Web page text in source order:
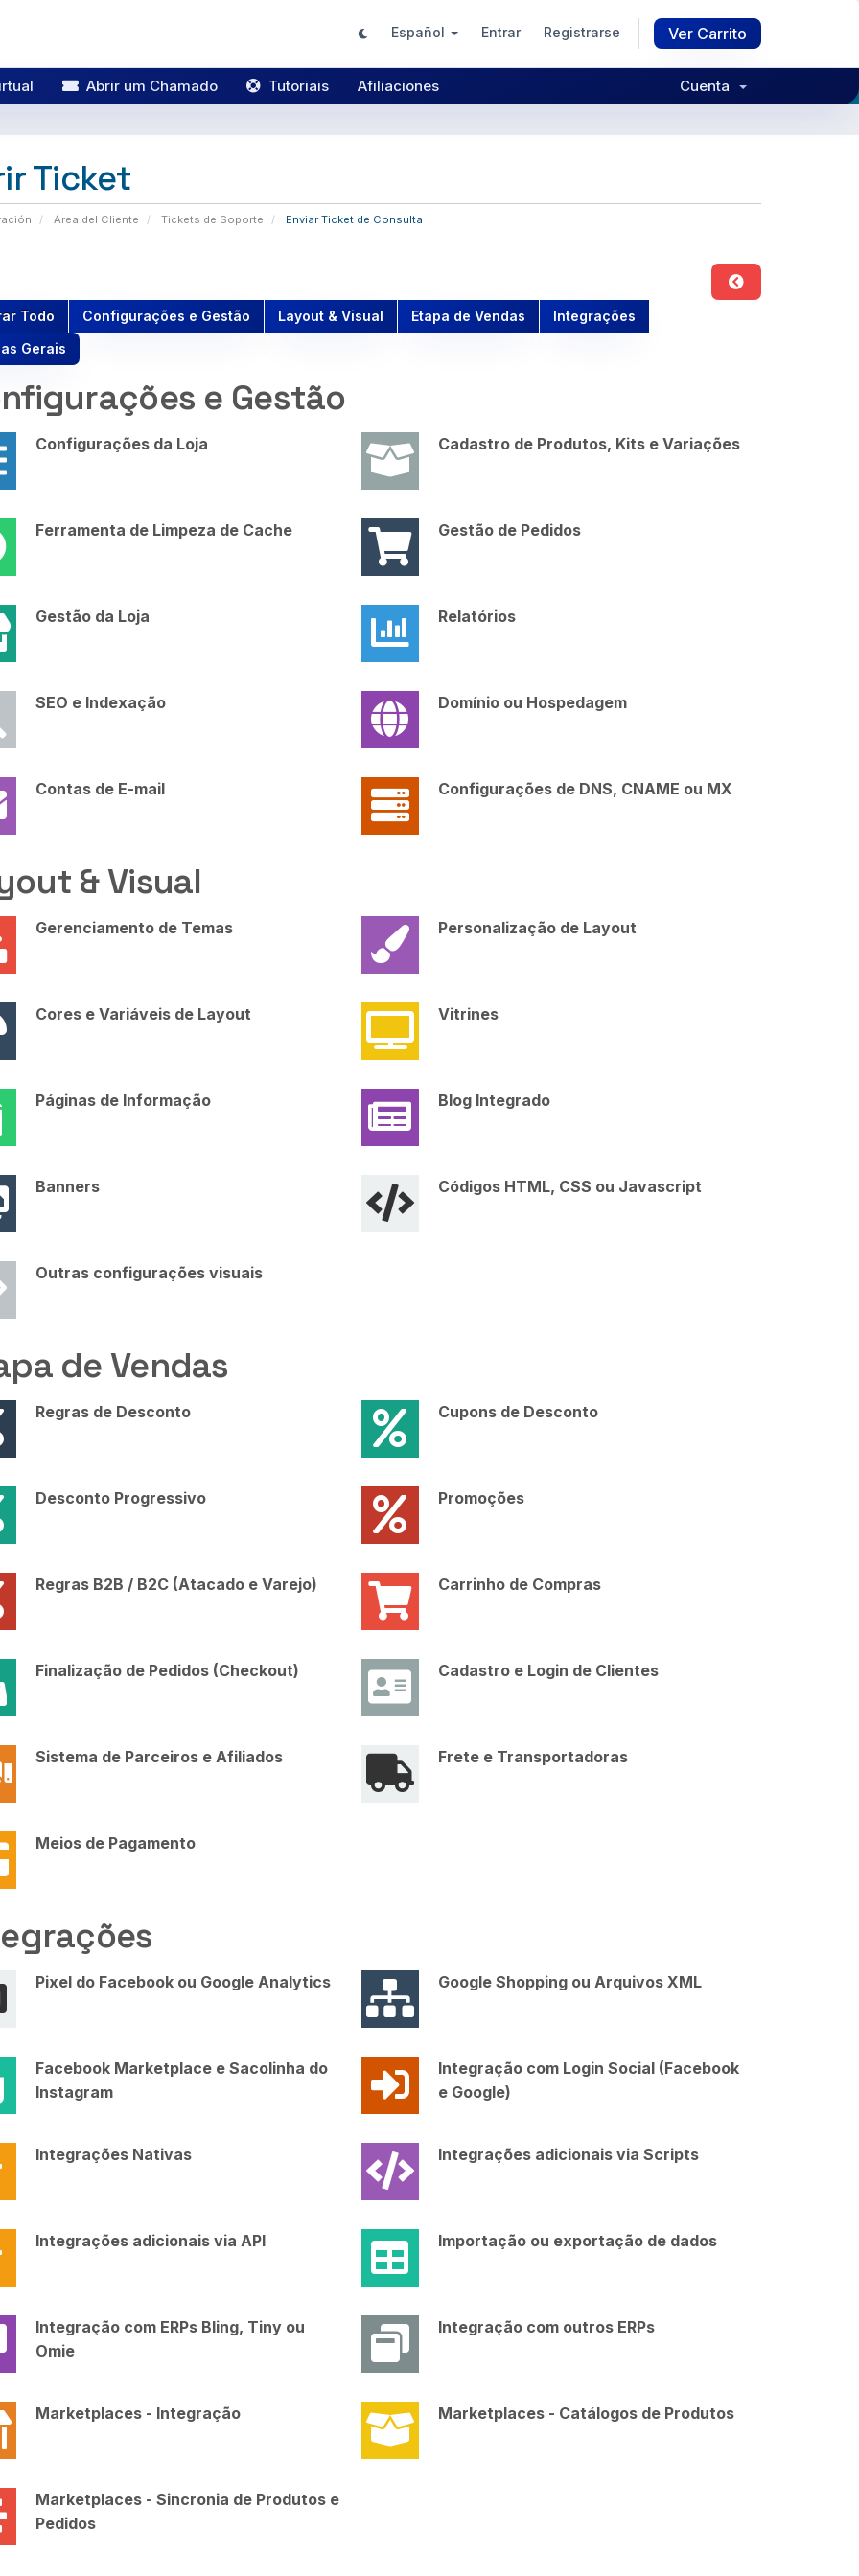
Español Entrar Registrarse Ver Carrito
Abrir um Chamado Tutoriais Afiliaciones Cuenta
Ticket
Área del Cliente Tickets de Soporte Enviar Ticket de Consulta
Todo Configurações e Gestão Layout & Visual Etapa de Vendas
Integrações
Gerais
e Gestão
Configurações da Loja Cadastro de Produtos, Kits e Variações
Ferramenta de Limpeza de Cache Gestão de Pedidos
Gestão da Loja Relatórios
SEO e Indexação Domínio ou Hospedagem
Contas de E-mail Configurações de DNS, CNAME ou MX
& Visual
Gerenciamento de Temas Personalização de Layout
Cores e Variáveis de Layout Vitrines
Páginas de Informação Blog Integrado
Banners Códigos HTML, CSS ou Javascript
Outras configurações visuais
de Vendas
Regras de Desconto Cupons de Desconto
Desconto Progressivo Promoções
Regras B2B / B2C (Atacado e Varejo) Carrinho de Compras
Finalização de Pedidos (Checkout) Cadastro e Login de Clientes
Sistema de Parceiros e Afiliados Frete e Transportadoras
Meios de Pagamento
Pixel do Facebook ou Google Analytics Google Shopping ou Arquivos XML
Facebook Marketplace e Sacolinha do
Instagram
Integração com Login Social (Facebook
e Google)
Integrações Nativas Integrações adicionais via Scripts
Integrações adicionais via API Importação ou exportação de dados
Integração com ERPs Bling, Tiny ou
Omie
Integração com outros ERPs
Marketplaces - Integração Marketplaces - Catálogos de Produtos
Marketplaces - Sincronia de Produtos e
Pedidos